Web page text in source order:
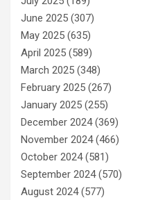
June 2025 (307)
May 2025 (635)
April 2025 (589)
March 2025 (348)
February 2025 (267)
January 2025 (255)
December 2024(369)
November 2024(466)
October 2024(581)
September 2024(570)
August 2024(577)